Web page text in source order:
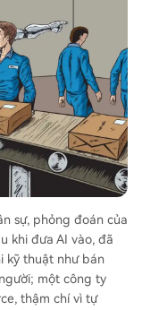
sự, phỏng đoán của
khi đưa AI vào, đã
kỹ thuật như bán
một công ty
thậm chí vì tự